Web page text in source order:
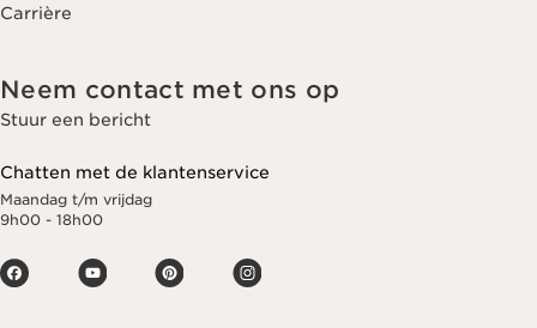
Carrière
Neem contact met ons op
Stuur een bericht
Chatten met de klantenservice
Maandag t/m vrijdag
9h00 - 18h00